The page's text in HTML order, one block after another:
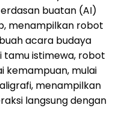
buatan (AI)
menampilkan robot
acara budaya
tamu istimewa, robot
kemampuan, mulai
menampilkan
langsung dengan